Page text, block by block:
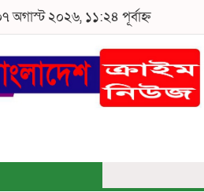
অগাস্ট ২০২৬, ১১:২৪ পূর্বাহ্ন